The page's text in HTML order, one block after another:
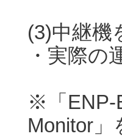
(3)中継機
・実際の
※「ENP-
Monitor